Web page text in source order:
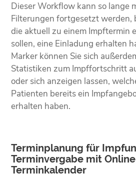
Dieser Workflow kann so lange
Filterungen fortgesetzt werden,
die aktuell zu einem Impftermin
sollen, eine Einladung erhalten
Marker können Sie sich
Statistiken zum Impffortschritt
oder sich anzeigen lassen,
Patienten bereits ein
erhalten haben.
Terminplanung für
Terminvergabe mit
Terminkalender